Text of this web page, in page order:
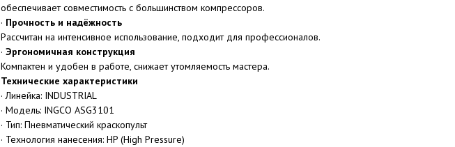
обеспечивает совместимость с большинством компрессоров.
· Прочность и надёжность
Рассчитан на интенсивное использование, подходит для профессионалов.
· Эргономичная конструкция
Компактен и удобен в работе, снижает утомляемость мастера.
Технические характеристики
· Линейка: INDUSTRIAL
· Модель: INGCO ASG3101
· Тип: Пневматический краскопульт
· Технология нанесения: HP (High Pressure)